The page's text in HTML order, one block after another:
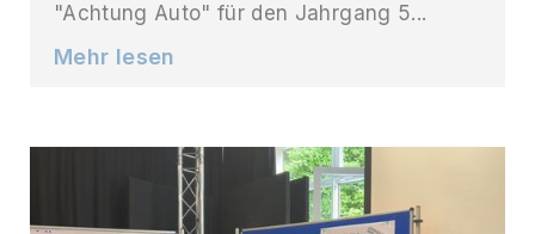
"Achtung Auto" für den Jahrgang 5...
Mehr lesen